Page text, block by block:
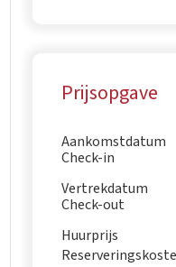
Prijsopgave
Aankomstdatum
Check-in
Vertrekdatum
Check-out
Huurprijs